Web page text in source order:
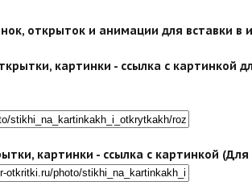
открыток и анимации для вставки в
картинки - ссылка с картинкой
картинки - ссылка с картинкой